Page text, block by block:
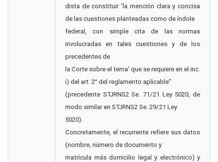
dista de constituir 'la mención clara y concisa
de las cuestiones planteadas como de índole
federal, con simple cita de las normas
involucradas en tales cuestiones y de los
precedentes de
la Corte sobre el tema' que se requiere en el inc.
i) del art. 2° del reglamento aplicable"
(precedente STJRNS2 Se. 71/21 Ley 5020, de
modo similar en STJRNS2 Se. 29/21 Ley
5020).
Concretamente, el recurrente refiere sus datos
(nombre, número de documento y
matrícula más domicilio legal y electrónico) y